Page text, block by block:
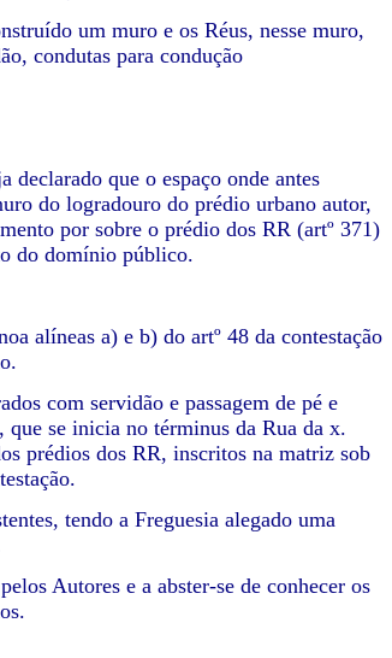
um muro e os Réus, nesse muro,
condutas para condução
declarado que o espaço onde antes
do logradouro do prédio urbano autor,
por sobre o prédio dos RR (artº 371)
do domínio público.
alíneas a) e b) do artº 48 da contestação
com servidão e passagem de pé e
que se inicia no términus da Rua da x.
prédios dos RR, inscritos na matriz sob
tendo a Freguesia alegado uma
Autores e a abster-se de conhecer os